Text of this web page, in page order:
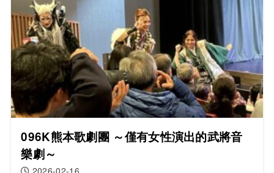
096K熊本歌劇團 ～僅有女性演出的武將音
樂劇～
2026-02-16